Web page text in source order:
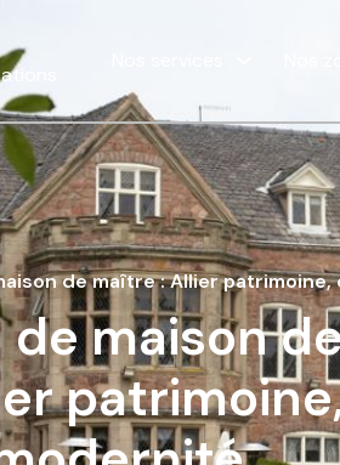
Nos
de maison
de maître : Allier